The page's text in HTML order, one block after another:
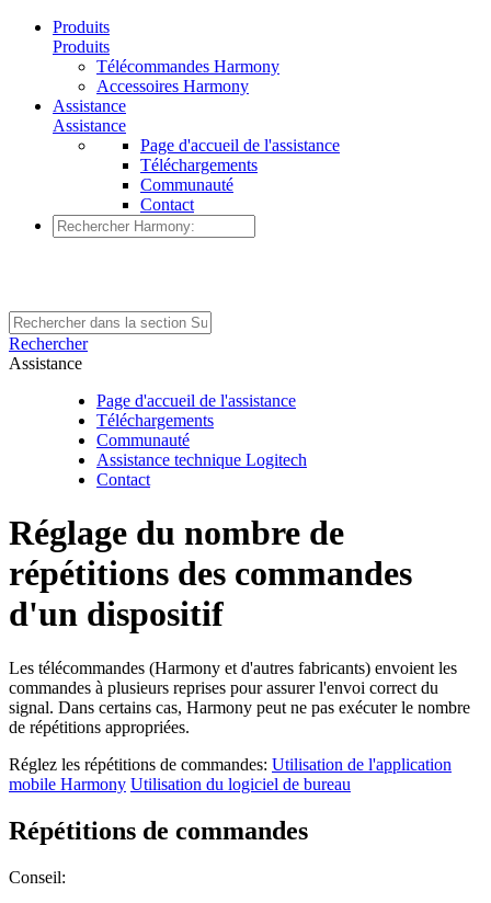
Produits
Produits
Télécommandes Harmony
Accessoires Harmony
Assistance
Assistance
Page d'accueil de l'assistance
Téléchargements
Communauté
Contact
Rechercher
Assistance
Page d'accueil de l'assistance
Téléchargements
Communauté
Assistance technique Logitech
Contact
Réglage du nombre de
répétitions des commandes
d'un dispositif
Les télécommandes (Harmony et d'autres fabricants) envoient les
commandes à plusieurs reprises pour assurer l'envoi correct du
signal. Dans certains cas, Harmony peut ne pas exécuter le nombre
de répétitions appropriées.
Réglez les répétitions de commandes: Utilisation de l'application
mobile Harmony Utilisation du logiciel de bureau
Répétitions de commandes
Conseil: